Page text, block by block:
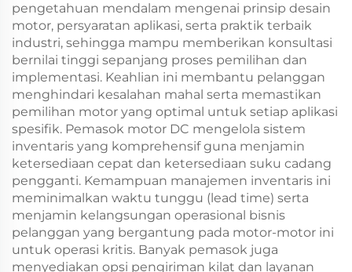
pengetahuan mendalam mengenai prinsip desain
motor, persyaratan aplikasi, serta praktik terbaik
industri, sehingga mampu memberikan konsultasi
bernilai tinggi sepanjang proses pemilihan dan
implementasi. Keahlian ini membantu pelanggan
menghindari kesalahan mahal serta memastikan
pemilihan motor yang optimal untuk setiap aplikasi
spesifik. Pemasok motor DC mengelola sistem
inventaris yang komprehensif guna menjamin
ketersediaan cepat dan ketersediaan suku cadang
pengganti. Kemampuan manajemen inventaris ini
meminimalkan waktu tunggu (lead time) serta
menjamin kelangsungan operasional bisnis
pelanggan yang bergantung pada motor-motor ini
untuk operasi kritis. Banyak pemasok juga
menyediakan opsi pengiriman kilat dan layanan